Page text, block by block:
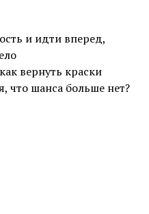
и идти вперед,
вернуть краски
что шанса больше нет?